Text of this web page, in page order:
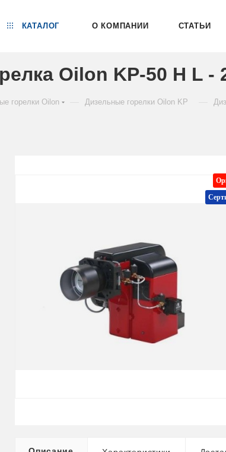
КАТАЛОГ О КОМПАНИИ СТАТЬИ
Oilon KP-50 H L -
горелки Oilon Дизельные горелки Oilon KP